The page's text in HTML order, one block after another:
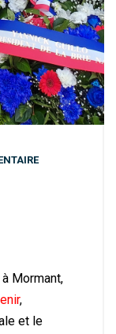
Mormant,
,
et le